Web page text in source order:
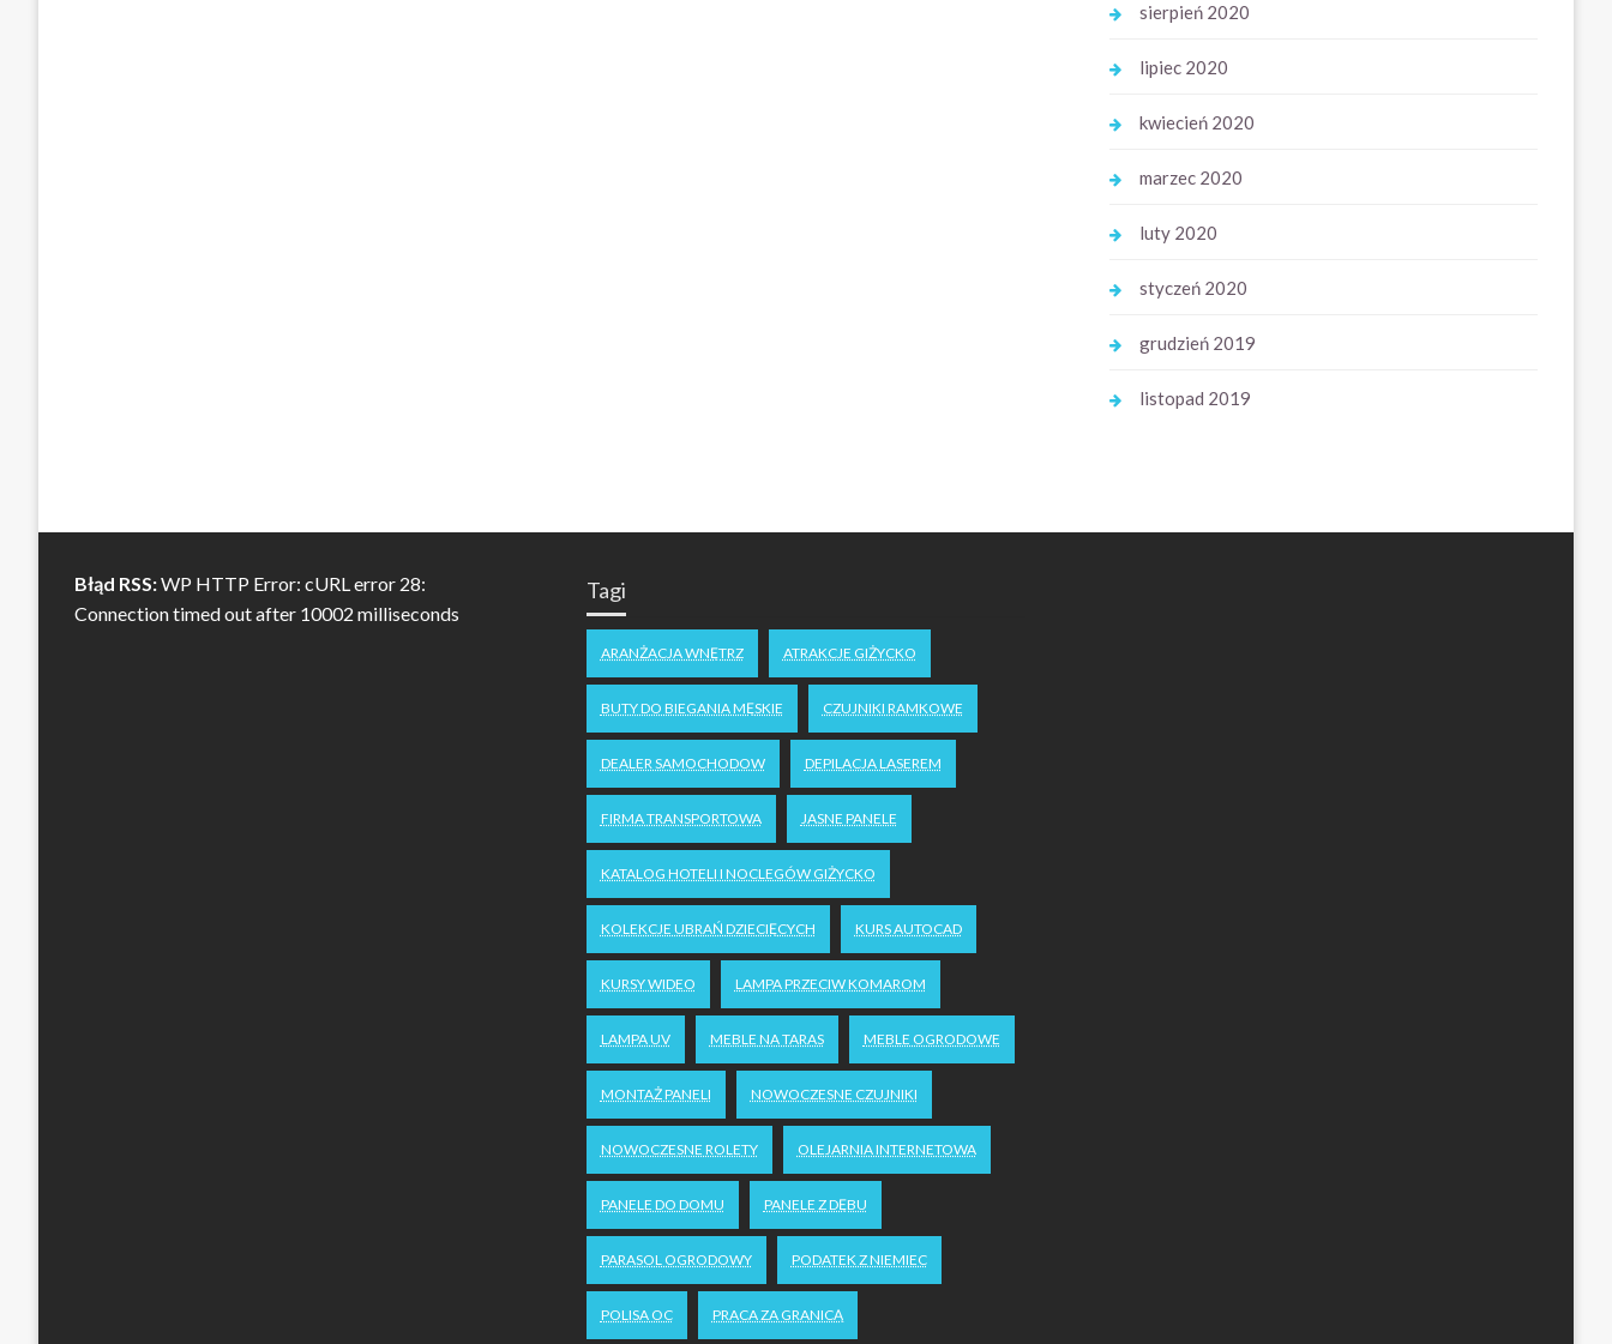
sierpień 2020
lipiec 2020
kwiecień 2020
marzec 2020
luty 2020
styczeń 2020
grudzień 2019
listopad 2019
Błąd RSS:WP HTTP Error: cURL error 28:
Connection timed out after 10002 milliseconds
Tagi
ARANŻACJA WNĘTRZ ATRAKCJE GIŻYCKO
BUTY DO BIEGANIA MĘSKIE CZUJNIKI RAMKOWE
DEALER SAMOCHODOW DEPILACJA LASEREM
FIRMA TRANSPORTOWA JASNE PANELE
KATALOG HOTELI I NOCLEGÓW GIŻYCKO
KOLEKCJE UBRAŃ DZIECIĘCYCH KURS AUTOCAD
KURSY WIDEO LAMPA PRZECIW KOMAROM
LAMPA UV MEBLE NA TARAS MEBLE OGRODOWE
MONTAŻ PANELI NOWOCZESNE CZUJNIKI
NOWOCZESNE ROLETY OLEJARNIA INTERNETOWA
PANELE DO DOMU PANELE Z DĘBU
PARASOL OGRODOWY PODATEK Z NIEMIEC
POLISA OC PRACA ZA GRANICĄ